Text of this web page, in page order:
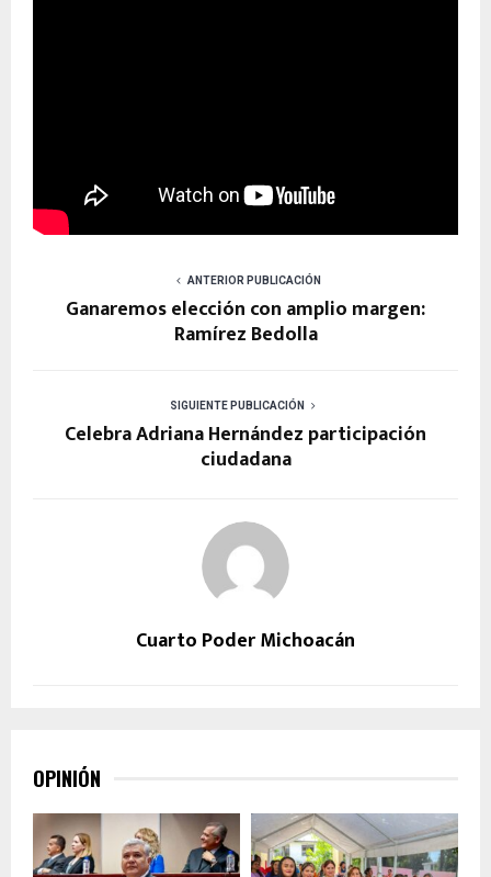
ANTERIOR PUBLICACIÓN
Ganaremos elección con amplio margen:
Ramírez Bedolla
SIGUIENTE PUBLICACIÓN
Celebra Adriana Hernández participación
ciudadana
Cuarto Poder Michoacán
OPINIÓN